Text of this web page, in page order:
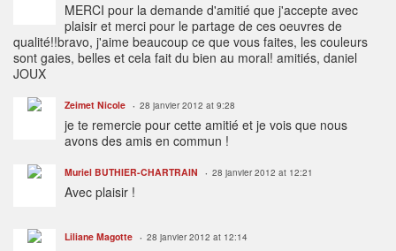
MERCI pour la demande d'amitié que j'accepte avec
plaisir et merci pour le partage de ces oeuvres de
qualité!!bravo, j'aime beaucoup ce que vous faites, les couleurs
sont gaies, belles et cela fait du bien au moral! amitiés, daniel
JOUX
Zeimet Nicole 28 janvier 2012 at 9:28
je te remercie pour cette amitié et je vois que nous
avons des amis en commun !
Muriel BUTHIER-CHARTRAIN 28 janvier 2012 at 12:21
Avec plaisir !
Liliane Magotte 28 janvier 2012 at 12:14